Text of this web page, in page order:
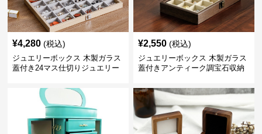
¥4,280 (税込)
ジュエリーボックス 木製ガラス
蓋付き24マス仕切りジュエリー
¥2,550 (税込)
ジュエリーボックス 木製ガラス
蓋付きアンティーク調宝石収納